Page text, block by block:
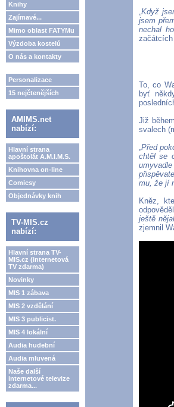
Knihy
Zajímavé...
Mimo oblast FATYMu
Výzdoba kostelů
O nás a kontakty
Personalizace
15 nejčtenějších
AMIMS.net
nabízí:
Hlavní strana
apoštolát A.M.I.M.S.
Knihovna on-line
Comicsy
Objednávky knih
TV-MIS.cz
nabízí:
Hlavní strana TV-
MIS.cz (internetová
TV zdarma)
Novinky
MIS 1 zábava
MIS 2 vzdělání
MIS 3 publicist.
MIS 4 lokální
Audia hudební
Audia mluvená
Naše další
internetové televize
zdarma...
„Když
jsem
nechal
začátcích
To, co
byť
Již
svalech
„Před
chtěl se
mu, že jí
Kněz,
ještě
zjemnil